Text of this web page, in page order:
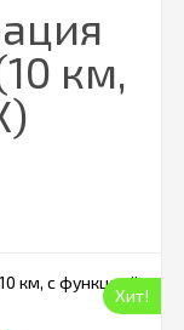
км,
Хит!